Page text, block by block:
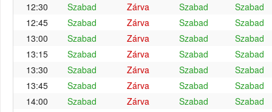
12:30
Szabad Zárva Szabad
Szabad
12:45
Szabad Zárva Szabad
Szabad
13:00
Szabad Zárva Szabad
Szabad
13:15
Szabad Zárva Szabad
Szabad
13:30
Szabad Zárva Szabad
Szabad
13:45
Szabad Zárva Szabad
Szabad
14:00
Szabad Zárva Szabad
Szabad